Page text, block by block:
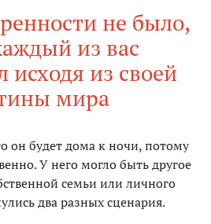
не было,
из вас
исходя из своей
мира
он будет дома к ночи, потому
У него могло быть другое
семьи или личного
два разных сценария.